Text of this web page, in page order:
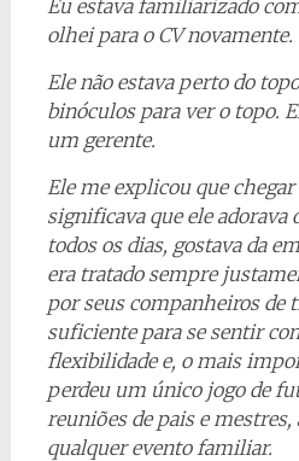
Eu estava familiarizado
olhei para o CV novamente.
Ele não estava perto do
binóculos para ver o topo.
um gerente.
Ele me explicou que chegar
significava que ele adorava
todos os dias, gostava da
era tratado sempre
por seus companheiros de
suficiente para se sentir
flexibilidade e, o mais
perdeu um único jogo de
reuniões de pais e
qualquer evento familiar.